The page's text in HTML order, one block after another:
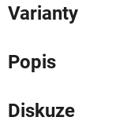
Varianty
Popis
Diskuze